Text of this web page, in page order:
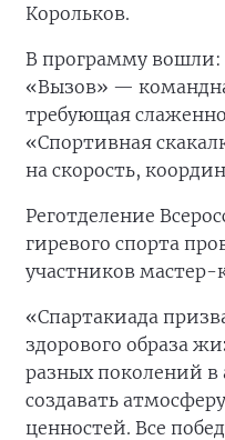
Корольков.
В программу вошли:
«Вызов» —
требующая
«Спортивная
на скорость,
Реготделение
гиревого спорта
участников мастер-
«Спартакиада
здорового образа
разных поколений в
создавать
ценностей. Все